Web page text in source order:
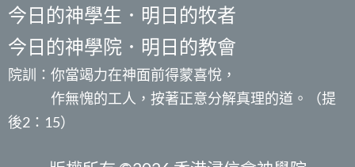
今日的神學生．明日的牧者
今日的神學院．明日的教會
院訓：你當竭力在神面前得蒙喜悅，
作無愧的工人，按著正意分解真理的道。（提
後2：15）